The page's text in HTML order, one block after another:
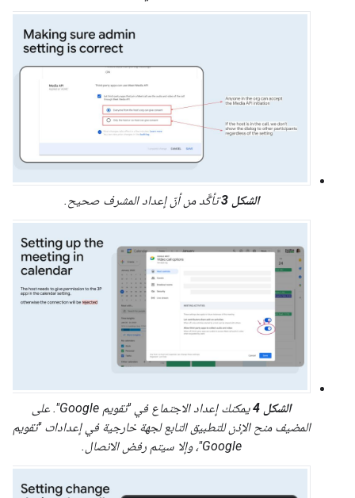
الشكل 3 تأكَّد من أنّ إعداد المشرف صحيح.
الشكل 4
يمكنك إعداد الاجتماع في "تقويم Google". على
المضيف منح الإذن للتطبيق التابع لجهة خارجية في إعدادات "تقويم
Google"، وإلا سيتم رفض الاتصال.